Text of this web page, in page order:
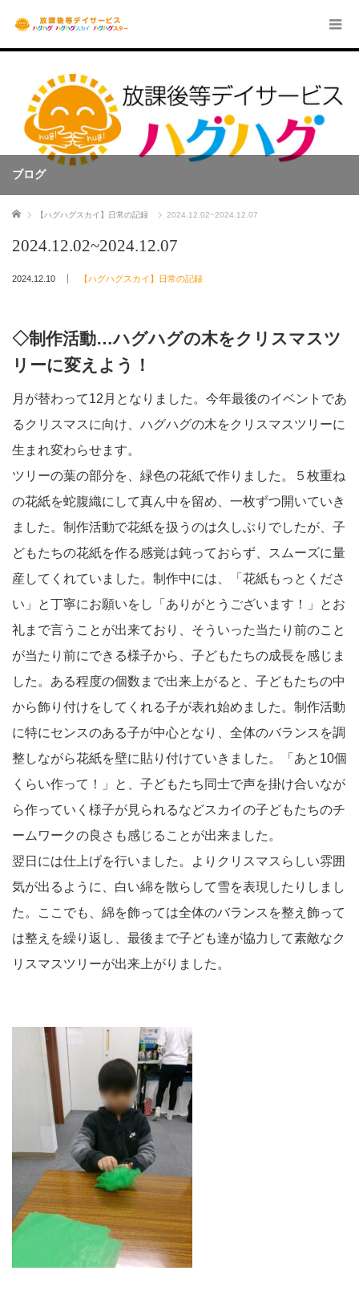
ブログ
ホーム 【ハグハグスカイ】日常の記録 2024.12.02~2024.12.07
2024.12.02~2024.12.07
2024.12.10 【ハグハグスカイ】日常の記録
◇制作活動…ハグハグの木をクリスマスツ
リーに変えよう！
月が替わって12月となりました。今年最後のイベントであ
るクリスマスに向け、ハグハグの木をクリスマスツリーに
生まれ変わらせます。
ツリーの葉の部分を、緑色の花紙で作りました。５枚重ね
の花紙を蛇腹織にして真ん中を留め、一枚ずつ開いていき
ました。制作活動で花紙を扱うのは久しぶりでしたが、子
どもたちの花紙を作る感覚は鈍っておらず、スムーズに量
産してくれていました。制作中には、「花紙もっとくださ
い」と丁寧にお願いをし「ありがとうございます！」とお
礼まで言うことが出来ており、そういった当たり前のこと
が当たり前にできる様子から、子どもたちの成長を感じま
した。ある程度の個数まで出来上がると、子どもたちの中
から飾り付けをしてくれる子が表れ始めました。制作活動
に特にセンスのある子が中心となり、全体のバランスを調
整しながら花紙を壁に貼り付けていきました。「あと10個
くらい作って！」と、子どもたち同士で声を掛け合いなが
ら作っていく様子が見られるなどスカイの子どもたちのチ
ームワークの良さも感じることが出来ました。
翌日には仕上げを行いました。よりクリスマスらしい雰囲
気が出るように、白い綿を散らして雪を表現したりしまし
た。ここでも、綿を飾っては全体のバランスを整え飾って
は整えを繰り返し、最後まで子ども達が協力して素敵なク
リスマスツリーが出来上がりました。